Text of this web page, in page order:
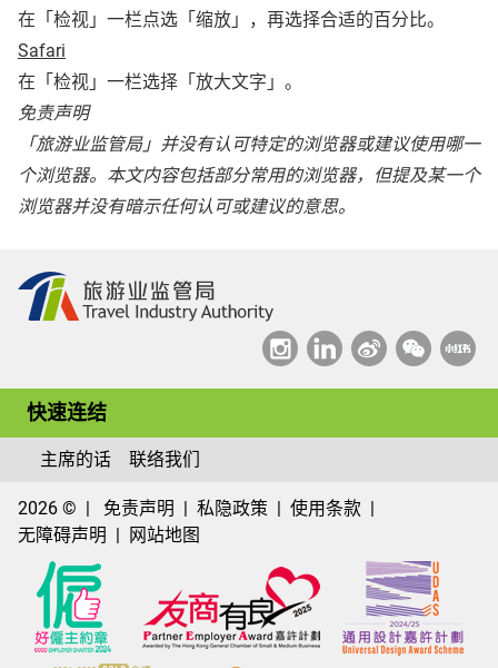
在「检视」一栏点选「缩放」，再选择合适的百分比。
Safari
在「检视」一栏选择「放大文字」。
免责声明
「旅游业监管局」并没有认可特定的浏览器或建议使用哪一
个浏览器。本文内容包括部分常用的浏览器，但提及某一个
浏览器并没有暗示任何认可或建议的意思。
快速连结
主席的话 联络我们
2026 © 免责声明 私隐政策
使用条款
无障碍声明
网站地图